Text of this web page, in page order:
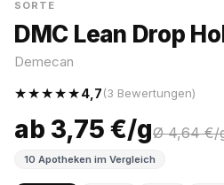
SORTE
DMC Lean Drop
Demecan
★★★★★4,7(3 Bewertungen)
ab 3,75 €/gØ 4,64 €/
10 Apotheken im Vergleich